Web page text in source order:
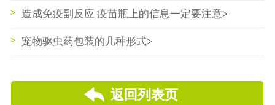
>
造成免疫副反应 疫苗瓶上的信息一定要注意
>
宠物驱虫药包装的几种形式
返回列表页